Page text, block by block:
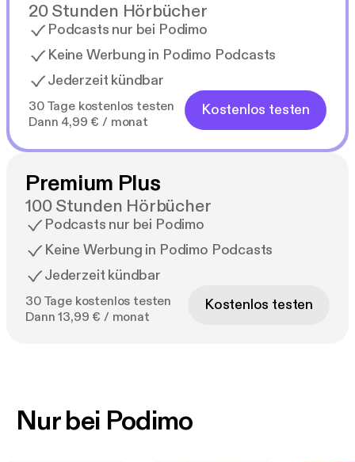
20 Stunden Hörbücher
Podcasts nur bei Podimo
Keine Werbung in Podimo Podcasts
Jederzeit kündbar
30 Tage kostenlos testen
Dann 4,99 € / monat
Kostenlos testen
Premium Plus
100 Stunden Hörbücher
Podcasts nur bei Podimo
Keine Werbung in Podimo Podcasts
Jederzeit kündbar
30 Tage kostenlos testen
Dann 13,99 € / monat
Kostenlos testen
Nur bei Podimo